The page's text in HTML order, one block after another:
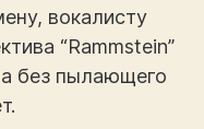
вокалисту
“Rammstein”
без пылающего